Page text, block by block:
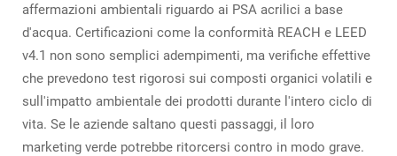
affermazioni ambientali riguardo ai PSA acrilici a base
d'acqua. Certificazioni come la conformità REACH e LEED
v4.1 non sono semplici adempimenti, ma verifiche effettive
che prevedono test rigorosi sui composti organici volatili e
sull'impatto ambientale dei prodotti durante l'intero ciclo di
vita. Se le aziende saltano questi passaggi, il loro
marketing verde potrebbe ritorcersi contro in modo grave.